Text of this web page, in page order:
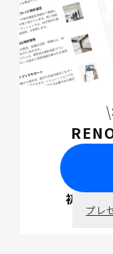
初回面談
プレ